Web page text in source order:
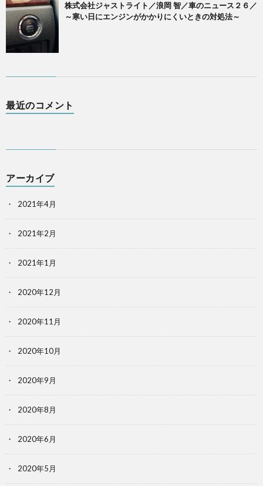
株式会社ジャストライト／浪岡 智／車のニュース２６／
～寒い日にエンジンがかかりにくいときの対処法～
最近のコメント
アーカイブ
2021年4月
2021年2月
2021年1月
2020年12月
2020年11月
2020年10月
2020年9月
2020年8月
2020年6月
2020年5月